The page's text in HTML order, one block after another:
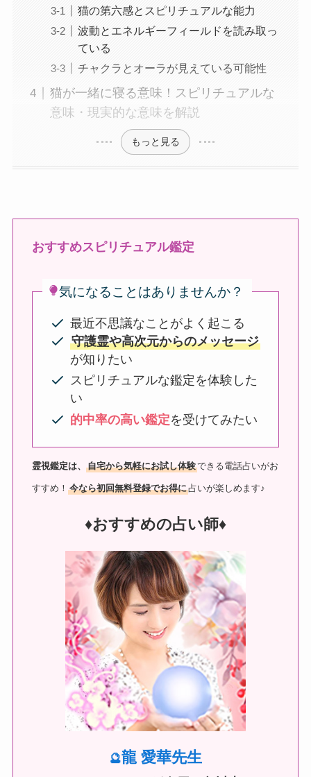
猫の第六感とスピリチュアルな能力
波動とエネルギーフィールドを読み取っ
ている
チャクラとオーラが見えている可能性
猫が一緒に寝る意味！スピリチュアルな
意味・現実的な意味を解説
もっと見る
おすすめスピリチュアル鑑定
気になることはありませんか？
最近不思議なことがよく起こる
守護霊や高次元からのメッセージ
が知りたい
スピリチュアルな鑑定を体験した
い
的中率の高い鑑定を受けてみたい
霊視鑑定は、 自宅から気軽にお試し体験できる電話占いがお
すすめ！ 今なら初回無料登録でお得に占いが楽しめます♪
♦︎おすすめの占い師♦︎
🔮龍 愛華先生